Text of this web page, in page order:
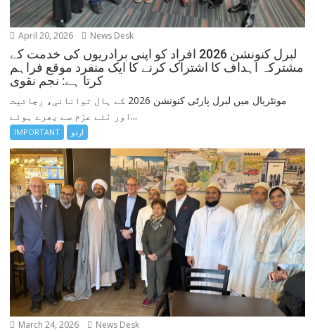
April 20, 2026 News Desk
لبرل کنونشن 2026 افراد کو اپنی برادریوں کی خدمت کے
مشترکہ اہداف کا اشتراک کرنے کا ایک منفرد موقع فراہم
کرتا ہے: نجم نقوی
مونٹریال میں لبرل پارٹی کنونشن 2026 کے ہال توانائی، رجائیت
اور نئے عزم سے بھرے ہوئے...
IMPORTANT اردو
March 24, 2026 News Desk